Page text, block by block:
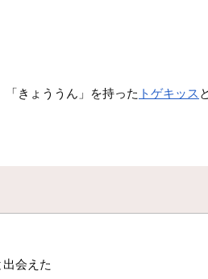
きょううん」を持った トゲキッス
出会えた